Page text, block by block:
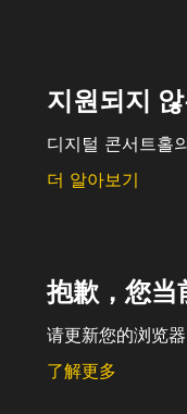
지원되지
디지털 콘서트홀
더 알아보기
抱歉，您当
请更新您的浏览
了解更多